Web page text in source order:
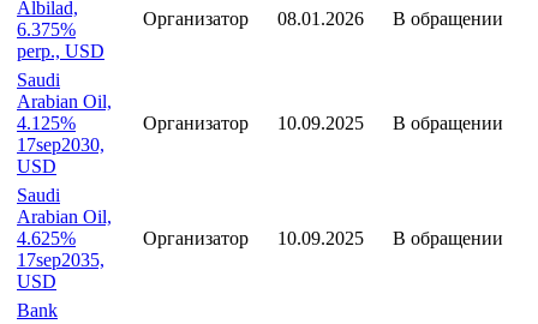
Albilad,
6.375%
perp., USD
Организатор 08.01.2026 В обращении
Saudi
Arabian Oil,
4.125%
17sep2030,
USD
Организатор 10.09.2025 В обращении
Saudi
Arabian Oil,
4.625%
17sep2035,
USD
Организатор 10.09.2025 В обращении
Bank